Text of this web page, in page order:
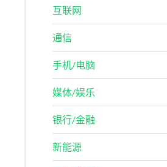
互联网
通信
手机/电脑
媒体/娱乐
银行/金融
新能源